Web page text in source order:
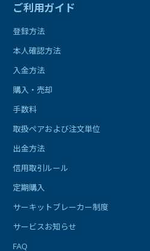
ご利用ガイド
登録方法
本人確認方法
入金方法
購入・売却
手数料
取扱ペアおよび注文単位
出金方法
信用取引ルール
定期購入
サーキットブレーカー制度
サービスお知らせ
FAQ